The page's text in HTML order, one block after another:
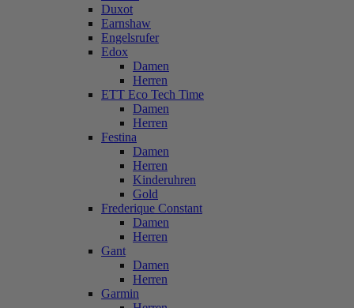
Duxot
Earnshaw
Engelsrufer
Edox
Damen
Herren
ETT Eco Tech Time
Damen
Herren
Festina
Damen
Herren
Kinderuhren
Gold
Frederique Constant
Damen
Herren
Gant
Damen
Herren
Garmin